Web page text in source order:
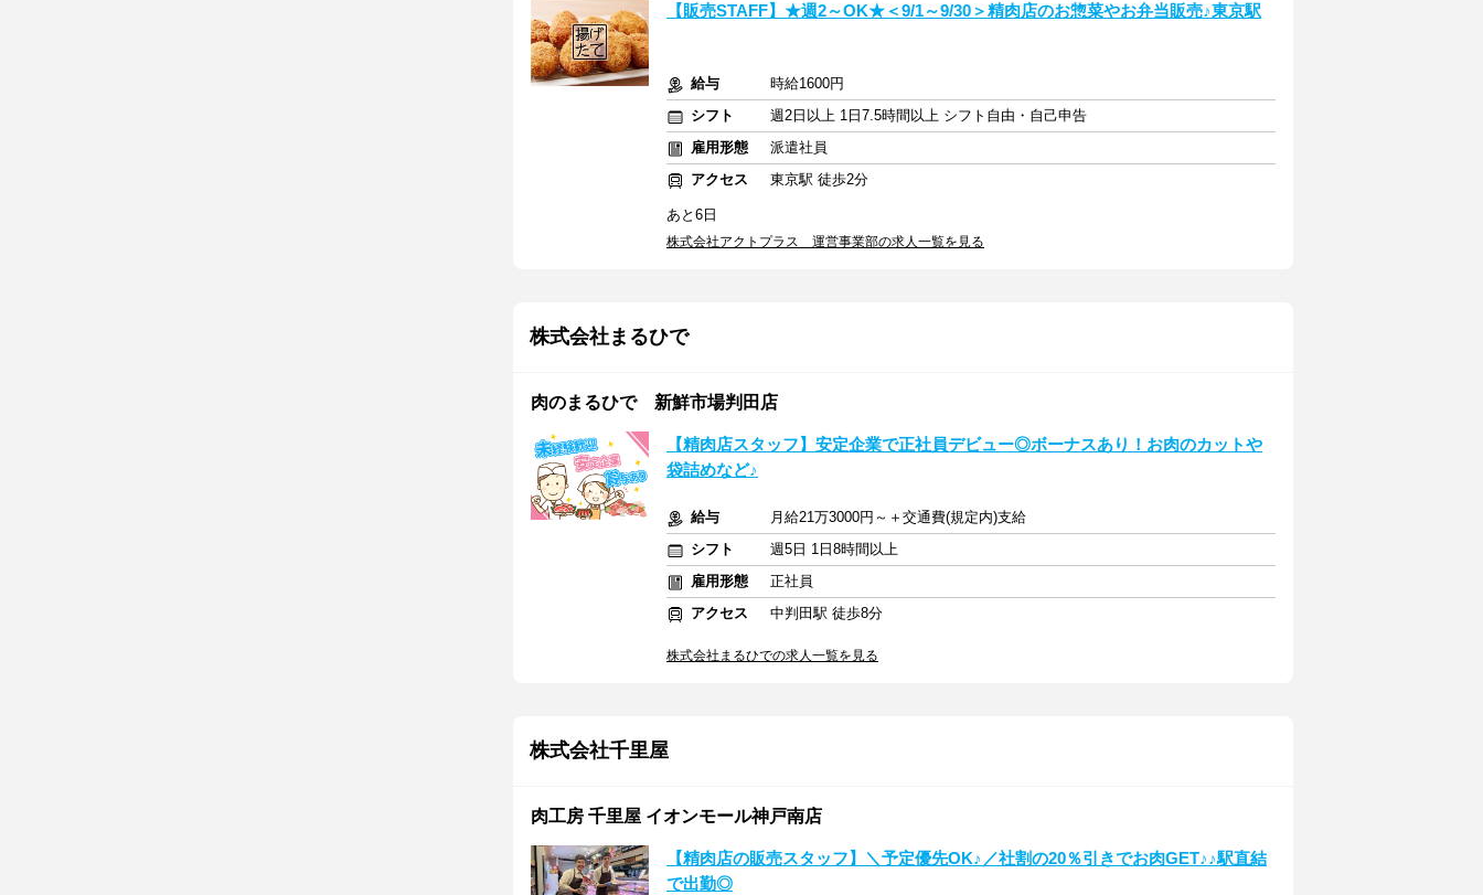
【販売STAFF】★週2～OK★＜9/1～9/30＞精肉店のお惣菜やお弁当販売♪東京駅
給与
時給1600円
シフト
週2日以上 1日7.5時間以上 シフト自由・自己申告
雇用形態
派遣社員
アクセス
東京駅 徒歩2分
あと6日
株式会社アクトプラス 運営事業部の求人一覧を見る
株式会社まるひで
肉のまるひで 新鮮市場判田店
【精肉店スタッフ】安定企業で正社員デビュー◎ボーナスあり！お肉のカットや
袋詰めなど♪
給与
月給21万3000円～＋交通費(規定内)支給
シフト
週5日 1日8時間以上
雇用形態
正社員
アクセス
中判田駅 徒歩8分
株式会社まるひでの求人一覧を見る
株式会社千里屋
肉工房 千里屋 イオンモール神戸南店
【精肉店の販売スタッフ】＼予定優先OK♪／社割の20％引きでお肉GET♪♪駅直結
で出勤◎